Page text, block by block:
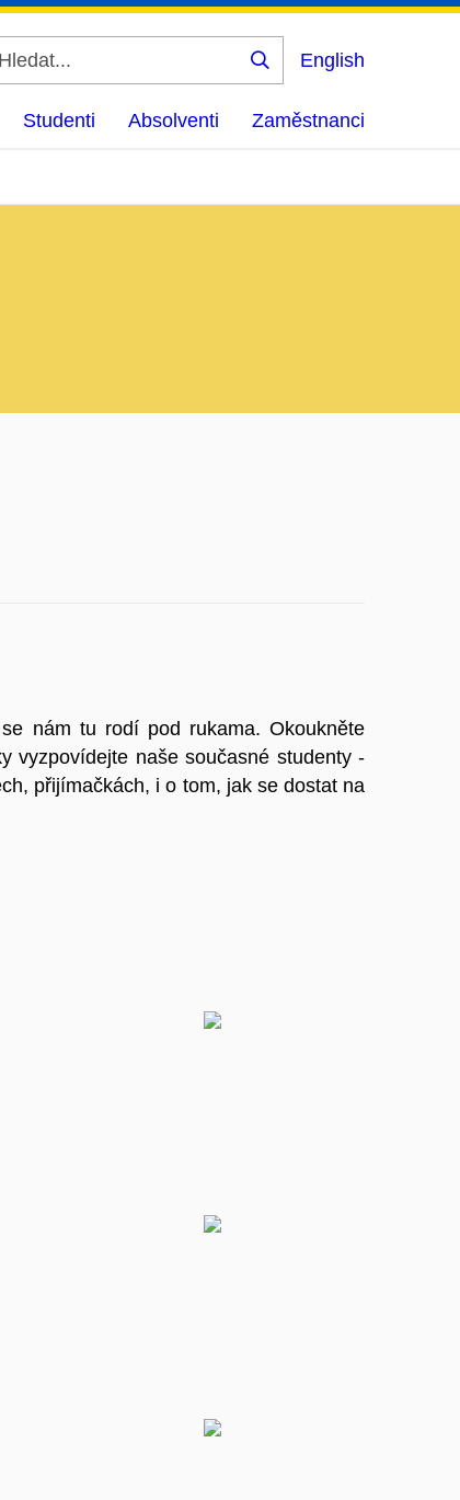
Vyhledat
English
Studenti Absolventi Zaměstnanci
nám tu rodí pod rukama. Okoukněte
vyzpovídejte naše současné studenty -
přijímačkách, i o tom, jak se dostat na